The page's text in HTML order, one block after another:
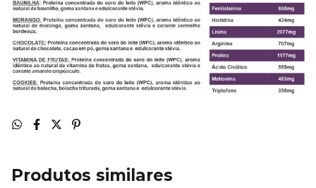
Produtos similares